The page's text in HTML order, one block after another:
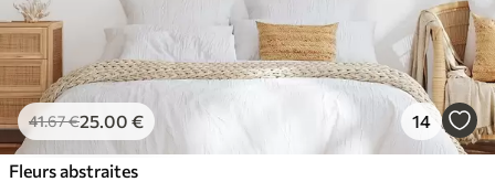
41.67€25.00 € 14
Fleurs abstraites